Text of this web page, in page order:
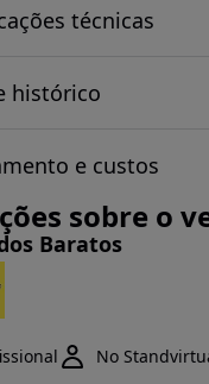
técnicas
histórico
e custos
sobre o
Baratos
No